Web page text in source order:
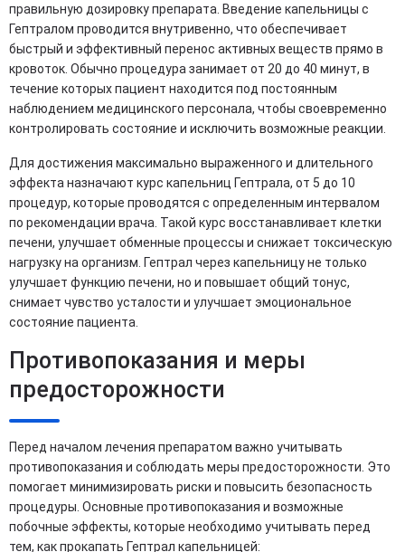
правильную дозировку препарата. Введение капельницы с
Гептралом проводится внутривенно, что обеспечивает
быстрый и эффективный перенос активных веществ прямо в
кровоток. Обычно процедура занимает от 20 до 40 минут, в
течение которых пациент находится под постоянным
наблюдением медицинского персонала, чтобы своевременно
контролировать состояние и исключить возможные реакции.
Для достижения максимально выраженного и длительного
эффекта назначают курс капельниц Гептрала, от 5 до 10
процедур, которые проводятся с определенным интервалом
по рекомендации врача. Такой курс восстанавливает клетки
печени, улучшает обменные процессы и снижает токсическую
нагрузку на организм. Гептрал через капельницу не только
улучшает функцию печени, но и повышает общий тонус,
снимает чувство усталости и улучшает эмоциональное
состояние пациента.
Противопоказания и меры
предосторожности
Перед началом лечения препаратом важно учитывать
противопоказания и соблюдать меры предосторожности. Это
помогает минимизировать риски и повысить безопасность
процедуры. Основные противопоказания и возможные
побочные эффекты, которые необходимо учитывать перед
тем, как прокапать Гептрал капельницей: